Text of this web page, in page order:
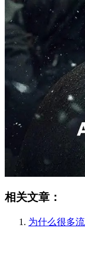
相关文章：
为什么很多